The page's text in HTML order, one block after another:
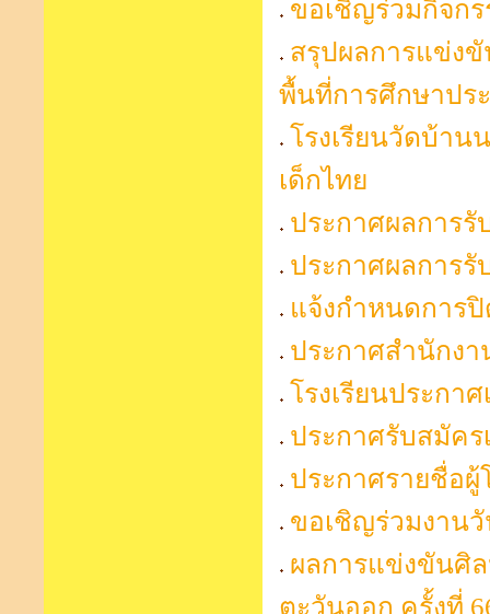
ขอเชิญร่วมกิจก
สรุปผลการแข่ง
พื้นที่การศึกษาปร
โรงเรียนวัดบ้า
เด็กไทย
ประกาศผลการรั
ประกาศผลการ
แจ้งกำหนดการปิ
ประกาศสำนักง
โรงเรียนประกา
ประกาศรับสมัคร
ประกาศรายชื่อ
ขอเชิญร่วมงานวั
ผลการแข่งขันศิ
ตะวันออก ครั้งที่